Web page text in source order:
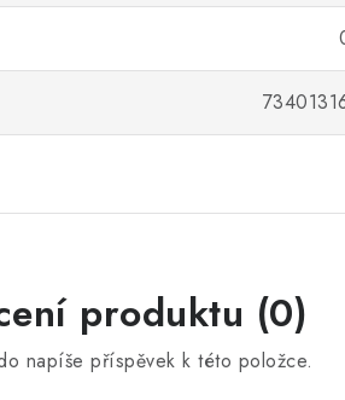
produktu (0)
napíše příspěvek k této položce.